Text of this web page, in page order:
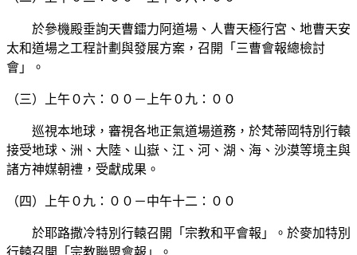
於參機殿垂詢天曹鐳力阿道場、人曹天極行宮、地曹天安
太和道場之工程計劃與發展方案，召開「三曹會報總檢討
會」。
（三）上午０六：００－上午０九：００
巡視本地球，審視各地正氣道場道務，於梵蒂岡特別行轅
接受地球、洲、大陸、山嶽、江、河、湖、海、沙漠等境主與
諸方神媒朝禮，受獻成果。
（四）上午０九：００－中午十二：００
於耶路撒冷特別行轅召開「宗教和平會報」。於麥加特別
行轅召開「宗教聯盟會報」。